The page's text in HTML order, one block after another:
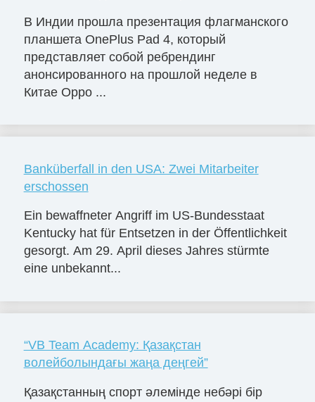
В Индии прошла презентация флагманского
планшета OnePlus Pad 4, который
представляет собой ребрендинг
анонсированного на прошлой неделе в
Китае Oppo ...
Banküberfall in den USA: Zwei Mitarbeiter
erschossen
Ein bewaffneter Angriff im US-Bundesstaat
Kentucky hat für Entsetzen in der Öffentlichkeit
gesorgt. Am 29. April dieses Jahres stürmte
eine unbekannt...
“VB Team Academy: Қазақстан
волейболындағы жаңа деңгей”
Қазақстанның спорт әлемінде небәрі бір